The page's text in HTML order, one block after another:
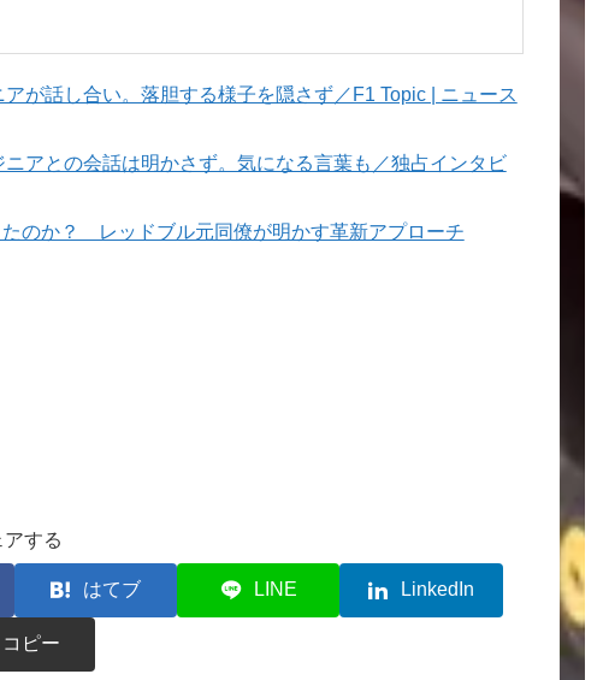
が話し合い。落胆する様子を隠さず／F1 Topic | ニュース
アとの会話は明かさず。気になる言葉も／独占インタビ
のか？ レッドブル元同僚が明かす革新アプローチ
する
はてブ LINE LinkedIn
コピー